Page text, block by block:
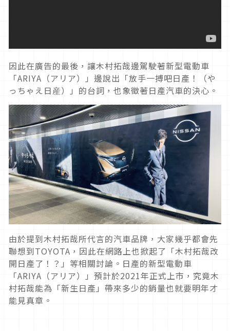
因此在廣告的最後，讓木村拓哉邊駕駛著新型電動車
「ARIYA（アリア）」邊說出「放手一搏吧日產！（や
っちゃえ日産）」的台詞，也象徵著日產汽車的決心。
由於提到木村拓哉所代言的汽車品牌，大家幾乎都會先
聯想到TOYOTA，因此在網路上也掀起了「木村拓哉改
開日產了！？」等相關討論。日產的新型電動車
「ARIYA（アリア）」預計於2021年正式上市，究竟木
村拓哉能為「新生日產」帶來多少的銷量也就要明年才
能見真章。